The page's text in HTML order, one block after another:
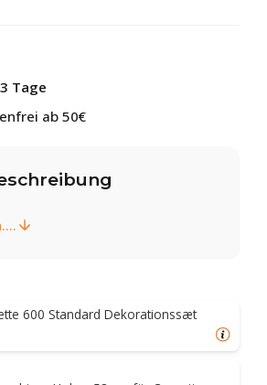
Tage
ab 50€
600 Standard Dekorationssæt